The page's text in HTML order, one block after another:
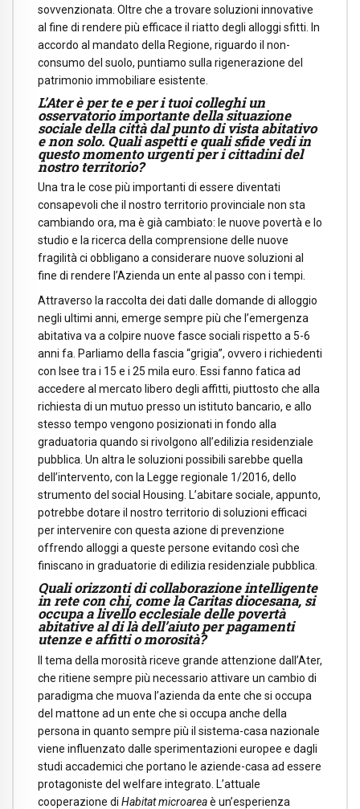
sovvenzionata. Oltre che a trovare soluzioni innovative
al fine di rendere più efficace il riatto degli alloggi sfitti. In
accordo al mandato della Regione, riguardo il non-
consumo del suolo, puntiamo sulla rigenerazione del
patrimonio immobiliare esistente.
L’Ater è per te e per i tuoi colleghi un
osservatorio importante della situazione
sociale della città dal punto di vista abitativo
e non solo. Quali aspetti e quali sfide vedi in
questo momento urgenti per i cittadini del
nostro territorio?
Una tra le cose più importanti di essere diventati
consapevoli che il nostro territorio provinciale non sta
cambiando ora, ma è già cambiato: le nuove povertà e lo
studio e la ricerca della comprensione delle nuove
fragilità ci obbligano a considerare nuove soluzioni al
fine di rendere l’Azienda un ente al passo con i tempi.
Attraverso la raccolta dei dati dalle domande di alloggio
negli ultimi anni, emerge sempre più che l’emergenza
abitativa va a colpire nuove fasce sociali rispetto a 5-6
anni fa. Parliamo della fascia “grigia”, ovvero i richiedenti
con Isee tra i 15 e i 25 mila euro. Essi fanno fatica ad
accedere al mercato libero degli affitti, piuttosto che alla
richiesta di un mutuo presso un istituto bancario, e allo
stesso tempo vengono posizionati in fondo alla
graduatoria quando si rivolgono all’edilizia residenziale
pubblica. Un altra le soluzioni possibili sarebbe quella
dell’intervento, con la Legge regionale 1/2016, dello
strumento del social Housing. L’abitare sociale, appunto,
potrebbe dotare il nostro territorio di soluzioni efficaci
per intervenire con questa azione di prevenzione
offrendo alloggi a queste persone evitando così che
finiscano in graduatorie di edilizia residenziale pubblica.
Quali orizzonti di collaborazione intelligente
in rete con chi, come la Caritas diocesana, si
occupa a livello ecclesiale delle povertà
abitative al di là dell’aiuto per pagamenti
utenze e affitti o morosità?
Il tema della morosità riceve grande attenzione dall’Ater,
che ritiene sempre più necessario attivare un cambio di
paradigma che muova l’azienda da ente che si occupa
del mattone ad un ente che si occupa anche della
persona in quanto sempre più il sistema-casa nazionale
viene influenzato dalle sperimentazioni europee e dagli
studi accademici che portano le aziende-casa ad essere
protagoniste del welfare integrato. L’attuale
cooperazione di Habitat microareaè un’esperienza